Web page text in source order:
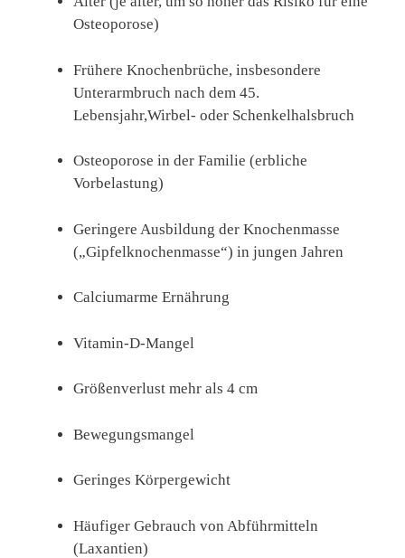
Osteoporose)
Frühere Knochenbrüche, insbesondere
Unterarmbruch nach dem 45.
Lebensjahr,Wirbel- oder Schenkelhalsbruch
Osteoporose in der Familie (erbliche
Vorbelastung)
Geringere Ausbildung der Knochenmasse
(„Gipfelknochenmasse“) in jungen Jahren
Calciumarme Ernährung
Vitamin-D-Mangel
Größenverlust mehr als 4 cm
Bewegungsmangel
Geringes Körpergewicht
Häufiger Gebrauch von Abführmitteln
(Laxantien)